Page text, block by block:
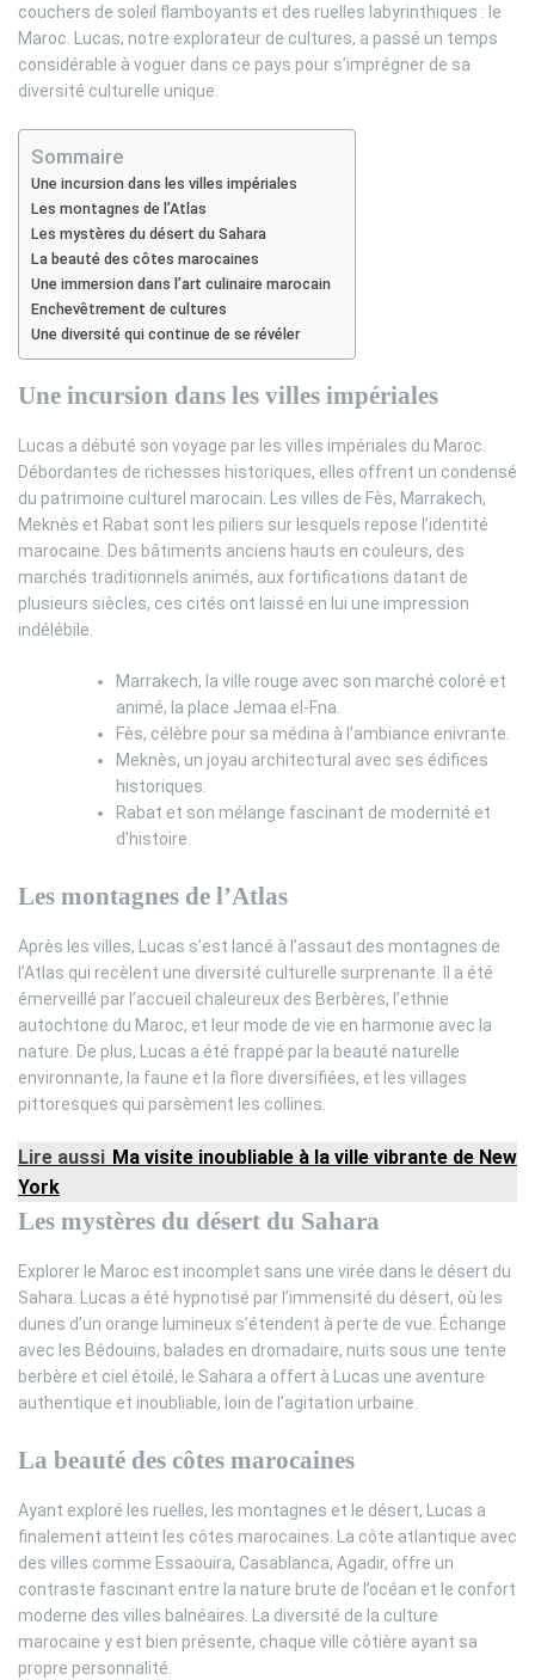
couchers de soleil flamboyants et des ruelles labyrinthiques : le
Maroc. Lucas, notre explorateur de cultures, a passé un temps
considérable à voguer dans ce pays pour s’imprégner de sa
diversité culturelle unique.
Sommaire
Une incursion dans les villes impériales
Les montagnes de l’Atlas
Les mystères du désert du Sahara
La beauté des côtes marocaines
Une immersion dans l’art culinaire marocain
Enchevêtrement de cultures
Une diversité qui continue de se révéler
Une incursion dans les villes impériales
Lucas a débuté son voyage par les villes impériales du Maroc.
Débordantes de richesses historiques, elles offrent un condensé
du patrimoine culturel marocain. Les villes de Fès, Marrakech,
Meknès et Rabat sont les piliers sur lesquels repose l’identité
marocaine. Des bâtiments anciens hauts en couleurs, des
marchés traditionnels animés, aux fortifications datant de
plusieurs siècles, ces cités ont laissé en lui une impression
indélébile.
Marrakech, la ville rouge avec son marché coloré et
animé, la place Jemaa el-Fna.
Fès, célèbre pour sa médina à l’ambiance enivrante.
Meknès, un joyau architectural avec ses édifices
historiques.
Rabat et son mélange fascinant de modernité et
d’histoire.
Les montagnes de l’Atlas
Après les villes, Lucas s’est lancé à l’assaut des montagnes de
l’Atlas qui recèlent une diversité culturelle surprenante. Il a été
émerveillé par l’accueil chaleureux des Berbères, l’ethnie
autochtone du Maroc, et leur mode de vie en harmonie avec la
nature. De plus, Lucas a été frappé par la beauté naturelle
environnante, la faune et la flore diversifiées, et les villages
pittoresques qui parsèment les collines.
Lire aussi Ma visite inoubliable à la ville vibrante de New
York
Les mystères du désert du Sahara
Explorer le Maroc est incomplet sans une virée dans le désert du
Sahara. Lucas a été hypnotisé par l’immensité du désert, où les
dunes d’un orange lumineux s’étendent à perte de vue. Échange
avec les Bédouins, balades en dromadaire, nuits sous une tente
berbère et ciel étoilé, le Sahara a offert à Lucas une aventure
authentique et inoubliable, loin de l’agitation urbaine.
La beauté des côtes marocaines
Ayant exploré les ruelles, les montagnes et le désert, Lucas a
finalement atteint les côtes marocaines. La côte atlantique avec
des villes comme Essaouira, Casablanca, Agadir, offre un
contraste fascinant entre la nature brute de l’océan et le confort
moderne des villes balnéaires. La diversité de la culture
marocaine y est bien présente, chaque ville côtière ayant sa
propre personnalité.